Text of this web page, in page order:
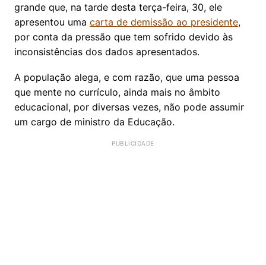
grande que, na tarde desta terça-feira, 30, ele
apresentou uma carta de demissão ao presidente,
por conta da pressão que tem sofrido devido às
inconsistências dos dados apresentados.
A população alega, e com razão, que uma pessoa
que mente no currículo, ainda mais no âmbito
educacional, por diversas vezes, não pode assumir
um cargo de ministro da Educação.